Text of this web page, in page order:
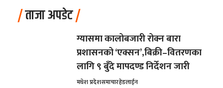
ताजा अपडेट
ग्यासमा कालोबजारी रोक्न बारा
प्रशासनको ‘एक्सन’,बिक्री–वितरणका
लागि ९ बुँदे मापदण्ड निर्देशन जारी
मधेश प्रदेशसमाचारहेडलाईन